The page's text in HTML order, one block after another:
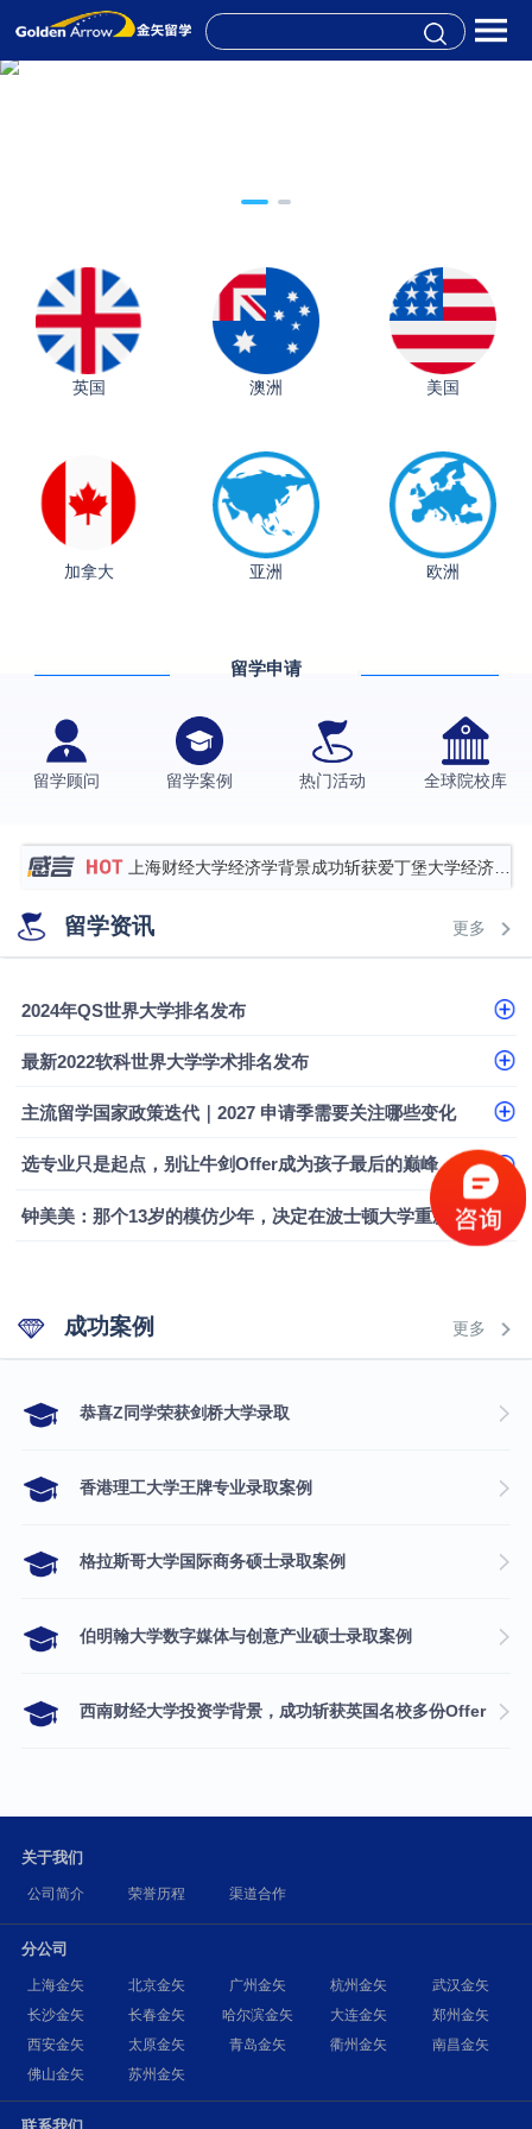
英国 澳洲 美国
加拿大 亚洲 欧洲
留学申请
留学顾问 留学案例 热门活动 全球院校库
格拉斯哥大学国际商务硕士录取案例
伯明翰大学数字媒体与创意产业硕士录取案例
Offer
上海财经大学经济学背景成功斩获爱丁堡大学经济学
硕士录取
数学背景的他，靠“供应链”故事敲开哥大、宾大之门
专科逆袭伦敦大学学院UCL录取案例解析
留学资讯 更多
2024年QS世界大学排名发布
最新2022软科世界大学学术排名发布
主流留学国家政策迭代｜2027 申请季需要关注哪些变化
选专业只是起点，别让牛剑Offer成为孩子最后的巅峰
钟美美：那个13岁的模仿少年，决定在波士顿大学重新定义自己
成功案例 更多
​恭喜Z同学荣获剑桥大学录取
香港理工大学王牌专业录取案例
格拉斯哥大学国际商务硕士录取案例
伯明翰大学数字媒体与创意产业硕士录取案例
西南财经大学投资学背景，成功斩获英国名校多份Offer
关于我们
公司简介 荣誉历程 渠道合作
分公司
上海金矢 北京金矢 广州金矢 杭州金矢
武汉金矢
长沙金矢
长春金矢 哈尔滨金矢 大连金矢
郑州金矢
西安金矢
太原金矢 青岛金矢 衢州金矢
南昌金矢
佛山金矢
苏州金矢